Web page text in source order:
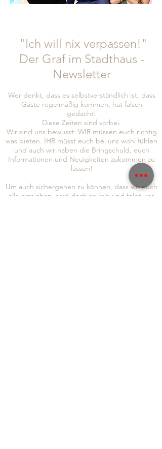
"Ich will nix verpassen!"
Der Graf im Stadthaus -
Newsletter
Wer denkt, dass es selbstverständlich ist, dass
Gäste regelmäßig kommen, hat falsch
gedacht!
Diese Zeiten sind vorbei.
Wir sind uns bewusst: WIR müssen euch richtig
was bieten. IHR müsst euch bei uns wohl fühlen
und auch wir haben die Bringschuld, euch
Informationen und Neuigkeiten zukommen zu
lassen!
Um auch sichergehen zu können, dass wir euch
alle erreichen, seid doch so lieb und folgt uns